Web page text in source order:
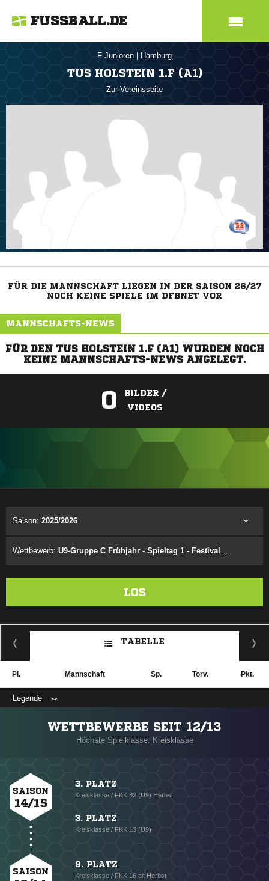
FUSSBALL.DE
F-Junioren Hamburg
TUS HOLSTEIN 1.F (A1)
Zur Vereinsseite
FÜR DIE MANNSCHAFT LIEGEN IN DER SAISON 26/27
NOCH KEINE SPIELE IM DFBNET VOR
MANNSCHAFTS-NEWS
FÜR DEN TUS HOLSTEIN 1.F (A1) WURDEN NOCH
KEINE MANNSCHAFTS-NEWS ANGELEGT.
0
BILDER /
VIDEOS
Saison: 2025/2026
Wettbewerb: U9-Gruppe C Frühjahr - Spieltag 1 - Festival 1.2
LOS
TABELLE
Pl. Mannschaft Sp. Torv. Pkt.
Legende
WETTBEWERBE SEIT 12/13
Höchste Spielklasse: Kreisklasse
SAISON
14/15
3. PLATZ
Kreisklasse / FKK 32 (U9) Herbst
3. PLATZ
Kreisklasse / FKK 13 (U9)
SAISON
8. PLATZ
Kreisklasse / FKK 16 alt Herbst